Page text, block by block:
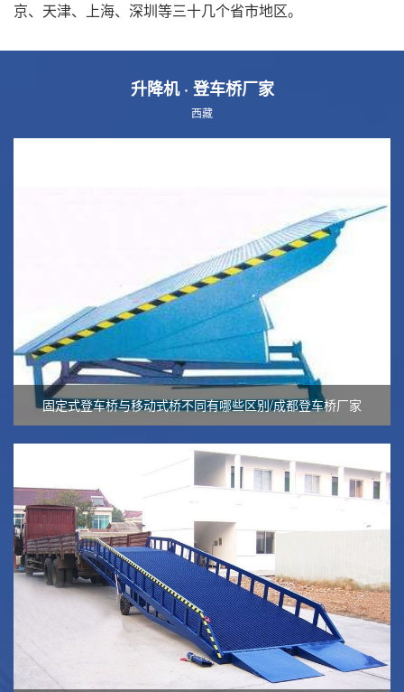
京、天津、上海、深圳等三十几个省市地区。
升降机· 登车桥厂家
西藏
固定式登车桥与移动式桥不同有哪些区别/成都登车桥厂家